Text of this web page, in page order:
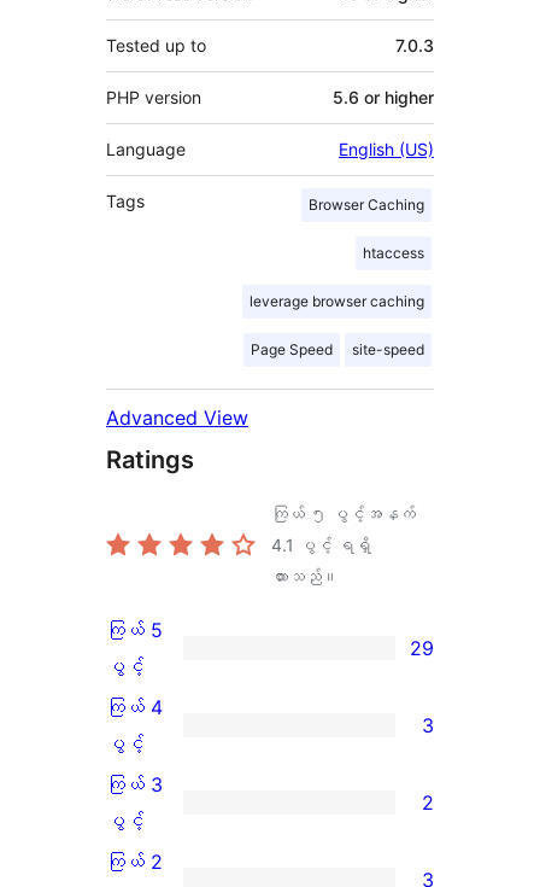
Tested up to 7.0.3
PHP version 5.6 or higher
Language English (US)
Tags Browser Caching
htaccess
leverage browser caching
Page Speed site-speed
Advanced View
Ratings
ကြယ် ၅ ပွင့်အနက်
4.1
ပွင့် ရရှိ
ထားသည်။
ကြယ်
5
ပွင့်
အဆင့်
သုံးသပ်
ကြယ် 5
ပွင့်
29
ကြယ်
4
ပွင့်
အဆင့်
ကြယ် 4
ပွင့်
3
ကြယ်
3
ကြယ် 3
ပွင့်
2
ကြယ် 2
3